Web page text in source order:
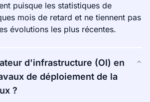
puisque les statistiques de
mois de retard et ne tiennent pas
évolutions les plus récentes.
d'infrastructure (OI) en
de déploiement de la
?